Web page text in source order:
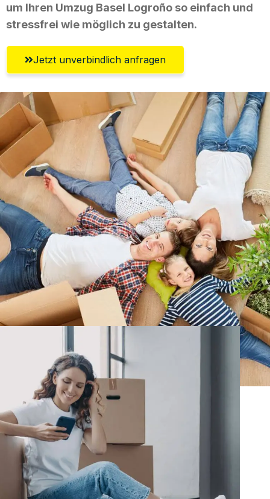
um Ihren Umzug Basel Logroño so einfach und
stressfrei wie möglich zu gestalten.
Jetzt unverbindlich anfragen